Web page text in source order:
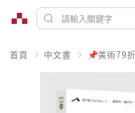
首頁 中文書 📌美術79